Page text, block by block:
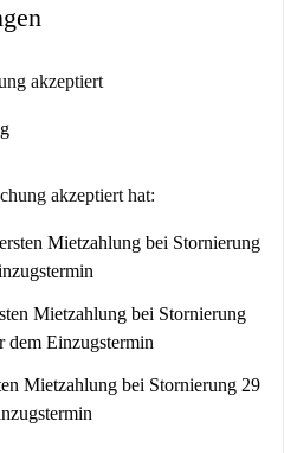
akzeptiert
akzeptiert hat:
Mietzahlung bei Stornierung
Mietzahlung bei Stornierung
dem Einzugstermin
Mietzahlung bei Stornierung 29